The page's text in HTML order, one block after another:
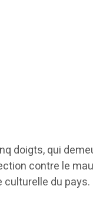
doigts, qui
contre le
culturelle du pays.